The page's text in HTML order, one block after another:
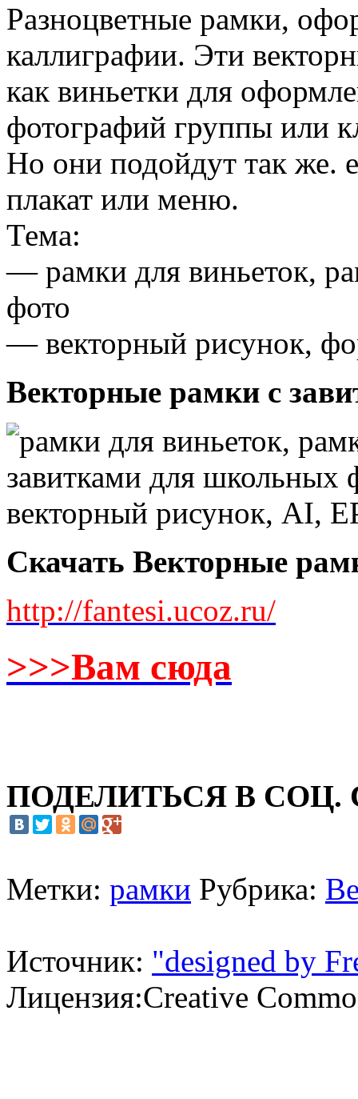
Разноцветные рамки,
каллиграфии. Эти
как виньетки для
фотографий группы или
Но они подойдут так же.
плакат или меню.
Тема:
— рамки для виньеток,
фото
— векторный рисунок,
Векторные рамки с
Скачать Векторные
http://fantesi.ucoz.ru/
>>>Вам сюда
ПОДЕЛИТЬСЯ В СОЦ.
Метки: рамки Рубрика:
Источник: "designed by
Лицензия:Creative